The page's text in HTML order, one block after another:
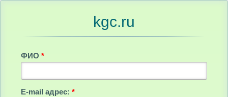
kgc.ru
ФИО *
E-mail адрес: *